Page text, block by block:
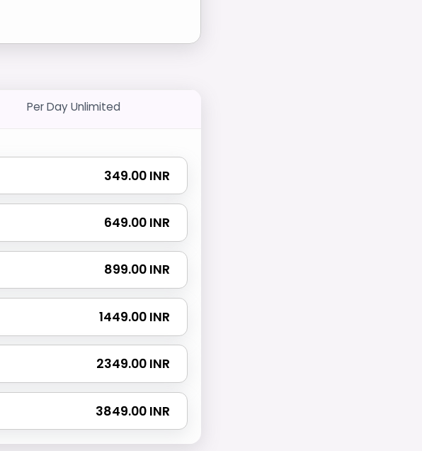
Per Day Unlimited
₹ 349.00 INR
₹ 649.00 INR
₹ 899.00 INR
₹ 1449.00 INR
₹ 2349.00 INR
₹ 3849.00 INR